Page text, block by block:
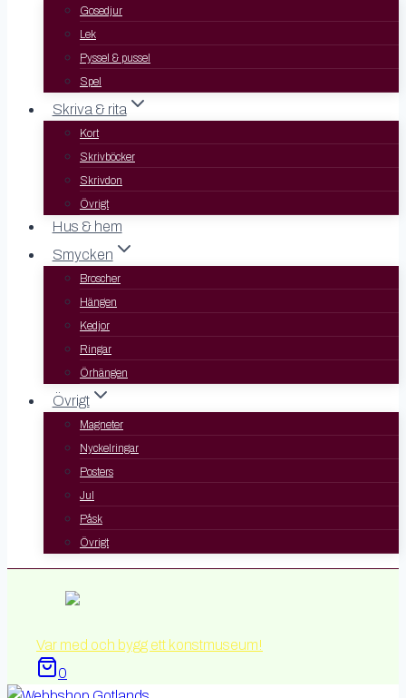
Gosedjur
Lek
Pyssel & pussel
Spel
Skriva & rita
Kort
Skrivböcker
Skrivdon
Övrigt
Hus & hem
Smycken
Broscher
Hängen
Kedjor
Ringar
Örhängen
Övrigt
Magneter
Nyckelringar
Posters
Jul
Påsk
Övrigt
Var med och bygg ett konstmuseum!
0